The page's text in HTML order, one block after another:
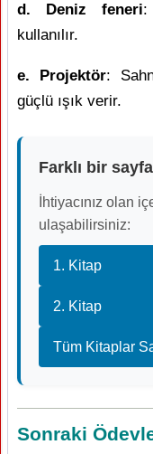
d. Deniz feneri:
kullanılır.
e. Projektör:
güçlü ışık verir.
Farklı bir
İhtiyacınız olan
ulaşabilirsiniz:
1. Kitap
2. Kitap
Tüm Kitaplar
Sonraki